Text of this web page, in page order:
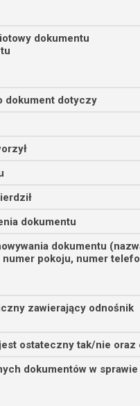
dokumentu
dokument dotyczy
dokumentu
dokumentu
pokoju, numer
zawierający odnośnik
ostateczny tak/nie oraz
dokumentów w sprawie